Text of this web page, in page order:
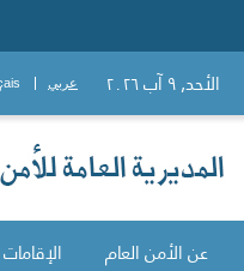
الأحد, ٩ آب ٢٠٢٦ عربي
عن الأمن العام الإقامات